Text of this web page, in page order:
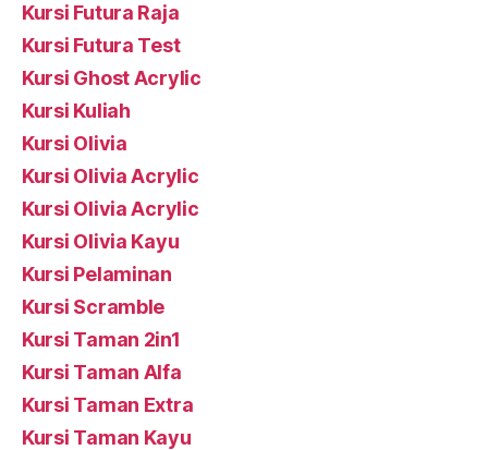
Kursi Futura Raja
Kursi Futura Test
Kursi Ghost Acrylic
Kursi Kuliah
Kursi Olivia
Kursi Olivia Acrylic
Kursi Olivia Acrylic
Kursi Olivia Kayu
Kursi Pelaminan
Kursi Scramble
Kursi Taman 2in1
Kursi Taman Alfa
Kursi Taman Extra
Kursi Taman Kayu